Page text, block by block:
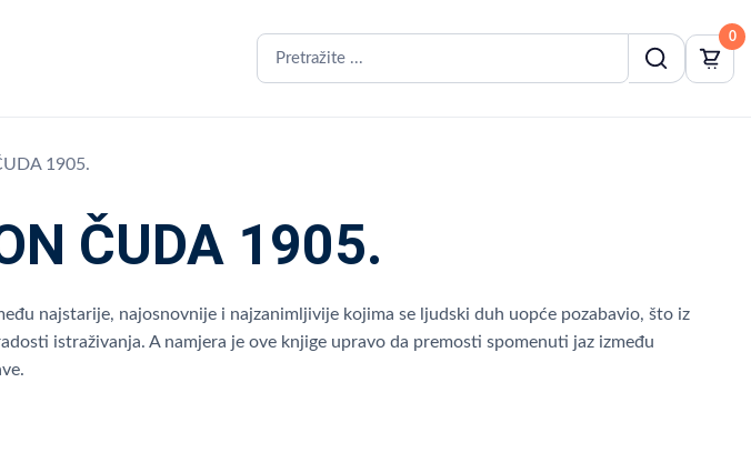
0
1905.
ČUDA 1905.
najstarije, najosnovnije i najzanimljivije kojima se ljudski duh uopće pozabavio, što iz
istraživanja. A namjera je ove knjige upravo da premosti spomenuti jaz između